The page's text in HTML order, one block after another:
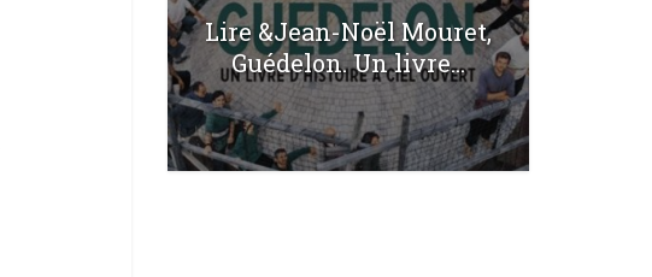
Lire &Jean-Noël Mouret,
Guédelon. Un livre...